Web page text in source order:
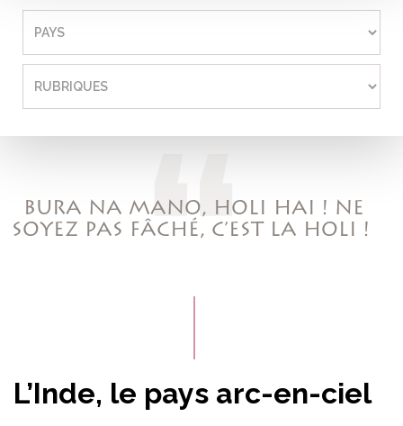
BURA NA MANO, HOLI HAI ! NE
SOYEZ PAS FÂCHÉ, C’EST LA HOLI !
L’Inde, le pays arc-en-ciel